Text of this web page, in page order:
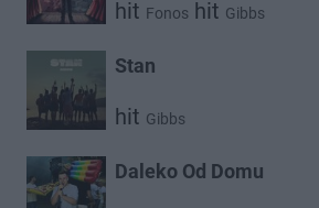
hit Fonos hit Gibbs
Stan
hit Gibbs
Daleko Od Domu